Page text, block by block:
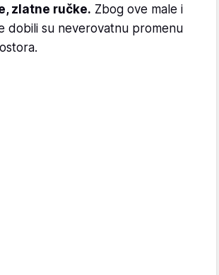
zlatne ručke. Zbog ove male i
dobili su neverovatnu promenu